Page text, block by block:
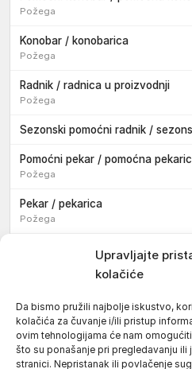
Upravljajte
kolačiće
Da bismo pružili najbolje iskustvo,
kolačića za čuvanje i/ili pristup
ovim tehnologijama će nam
što su ponašanje pri pregledavanju
stranici. Nepristanak ili povlačenje
Požega
Konobar / konobarica
Požega
Radnik / radnica u proizvodnji
Požega
Sezonski pomoćni radnik /
Pomoćni pekar / pomoćna
Požega
Pekar / pekarica
Požega
Konobar / konobarica
Tokar / tokarica
Jakšić